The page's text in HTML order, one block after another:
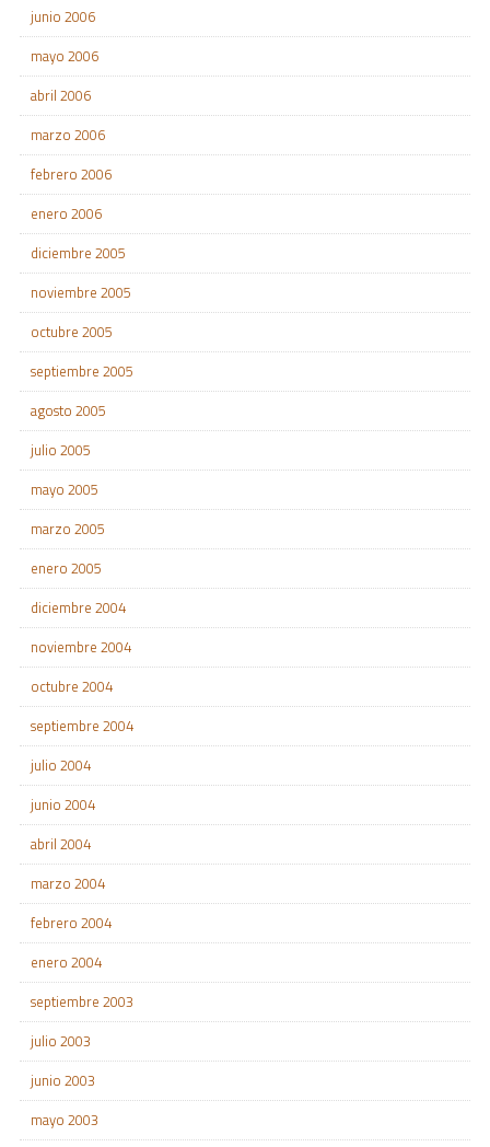
junio 2006
mayo 2006
abril 2006
marzo 2006
febrero 2006
enero 2006
diciembre 2005
noviembre 2005
octubre 2005
septiembre 2005
agosto 2005
julio 2005
mayo 2005
marzo 2005
enero 2005
diciembre 2004
noviembre 2004
octubre 2004
septiembre 2004
julio 2004
junio 2004
abril 2004
marzo 2004
febrero 2004
enero 2004
septiembre 2003
julio 2003
junio 2003
mayo 2003